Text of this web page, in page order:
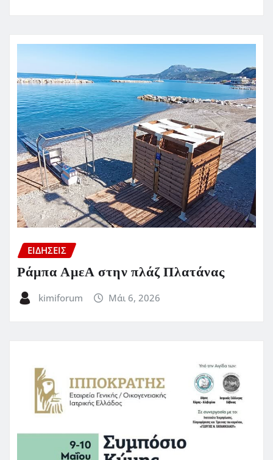
ΕΙΔΗΣΕΙΣ
Ράμπα ΑμεΑ στην πλάζ Πλατάνας
kimiforum Μάι 6, 2026